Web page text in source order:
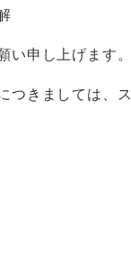
い申し上げます。
つきましては、